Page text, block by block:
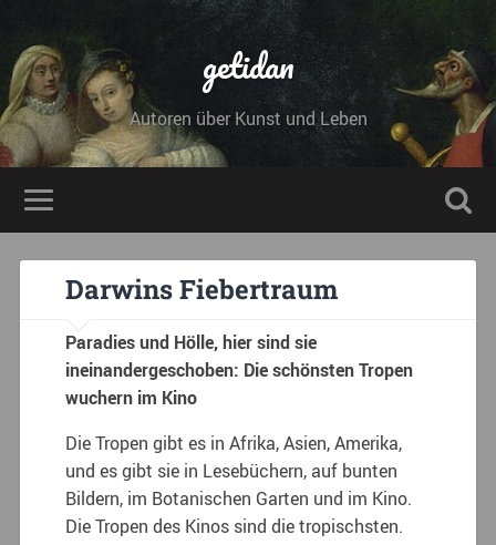
getidan
Autoren über Kunst und Leben
Darwins Fiebertraum
Paradies und Hölle, hier sind sie
ineinandergeschoben: Die schönsten Tropen
wuchern im Kino
Die Tropen gibt es in Afrika, Asien, Amerika,
und es gibt sie in Lesebüchern, auf bunten
Bildern, im Botanischen Garten und im Kino.
Die Tropen des Kinos sind die tropischsten.